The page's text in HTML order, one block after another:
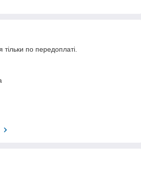
тільки по передоплаті.